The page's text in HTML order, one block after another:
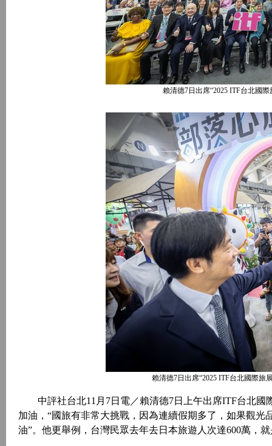
賴清德7日出席“2025 ITF台北國
賴清德7日出席“2025 ITF台北國際旅
中評社台北11月7日電／賴清德7日上午出席ITF台北國
加油，“國旅有非常大挑戰，因為連續假期多了，如果觀
油”。他更舉例，台灣民眾去年去日本旅遊人次達600萬，